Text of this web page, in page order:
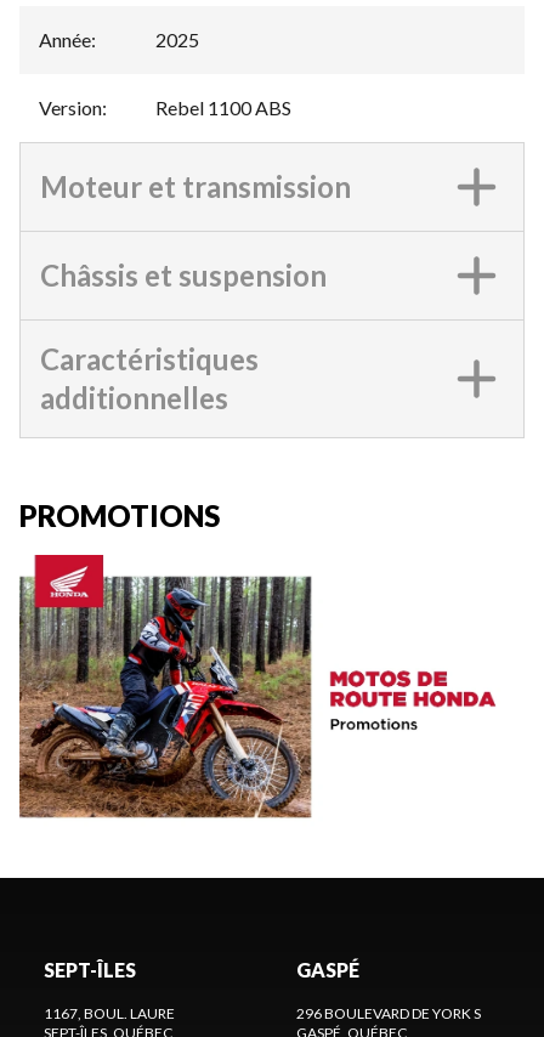
Année: 2025
Version: Rebel 1100 ABS
Moteur et transmission
Châssis et suspension
Caractéristiques
additionnelles
PROMOTIONS
SEPT-ÎLES
1167, BOUL. LAURE
SEPT-ÎLES , QUÉBEC
GASPÉ
296 BOULEVARD DE YORK S
GASPÉ , QUÉBEC